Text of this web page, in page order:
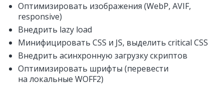
Оптимизировать изображения (WebP, AVIF,
responsive)
Внедрить lazy load
Минифицировать CSS и JS, выделить critical CSS
Внедрить асинхронную загрузку скриптов
Оптимизировать шрифты (перевести
на локальные WOFF2)